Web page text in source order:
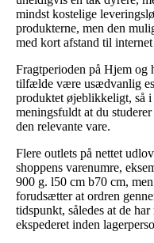
mindst kostelige
produkterne, men den
med kort afstand til
Fragtperioden på Hjem
tilfælde være usædvanlig
produktet øjeblikkeligt, så
meningsfuldt at du
den relevante vare.
Flere outlets på nettet
shoppens varenumre,
900 g. l50 cm b70 cm,
forudsætter at ordren
tidspunkt, således at de
ekspederet inden